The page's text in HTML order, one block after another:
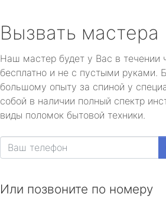
Вызвать мастера
Наш мастер будет у Вас в течении
бесплатно и не с пустыми руками.
большому опыту за спиной у
собой в наличии полный спектр
виды поломок бытовой техники.
Или позвоните по номеру